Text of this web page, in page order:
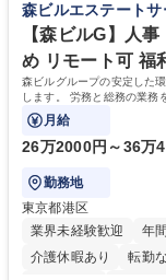
森ビルエステート
【森ビルG】人
め リモート可 福
森ビルグループの安定した
します。 労務と総務の業務
にも挑戦できる、やりがい
月給
26万2000円～36万
勤務地
東京都港区
業界未経験歓迎
年
介護休暇あり
転勤